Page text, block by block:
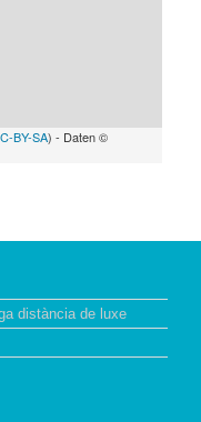
BY-SA) - Daten ©
distància de luxe